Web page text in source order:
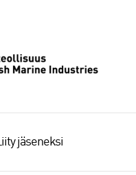
Liity jäseneksi